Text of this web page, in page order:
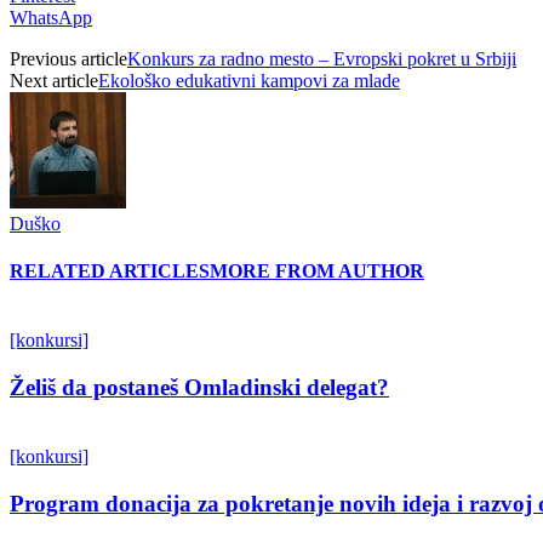
WhatsApp
Previous articleKonkurs za radno mesto – Evropski pokret u Srbiji
Next articleEkološko edukativni kampovi za mlade
Duško
RELATED ARTICLESMORE FROM AUTHOR
[konkursi]
Želiš da postaneš Omladinski delegat?
[konkursi]
Program donacija za pokretanje novih ideja i razvoj